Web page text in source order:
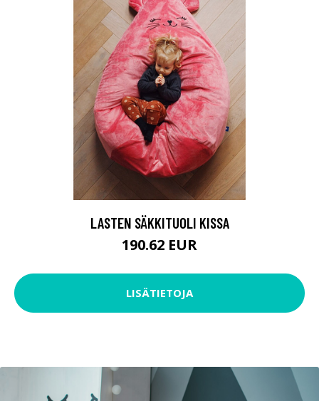
LASTEN SÄKKITUOLI KISSA
190.62 EUR
LISÄTIETOJA